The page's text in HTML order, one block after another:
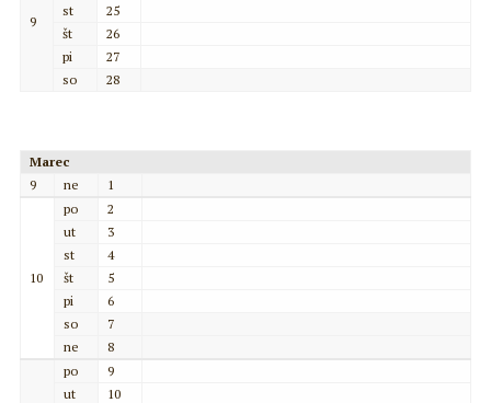
9
st
25
št
26
pi
27
so
28
Marec
9
ne 1
10
po
2
ut
3
st
4
št
5
pi
6
so
7
ne
8
po
9
ut
10